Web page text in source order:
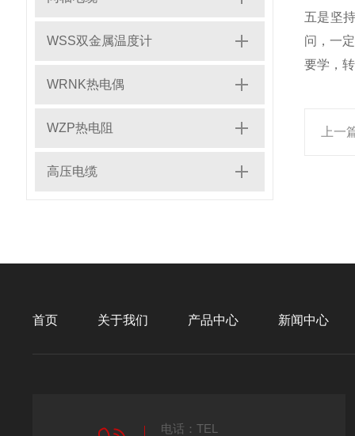
WSS双金属温度计
WRNK热电偶
WZP热电阻
高压电缆
五是坚
问，一
要学，
上一
首页 关于我们 产品中心 新闻中心
电话：TEL